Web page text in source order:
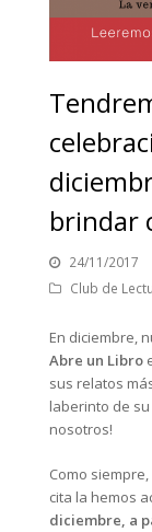
brindar
24/11/2017
Club de
En diciembre,
Abre un Libro
sus relatos
laberinto de
nosotros!
Como
cita la hemos
diciembre, a